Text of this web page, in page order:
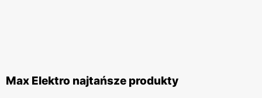
Max Elektro najtańsze produkty